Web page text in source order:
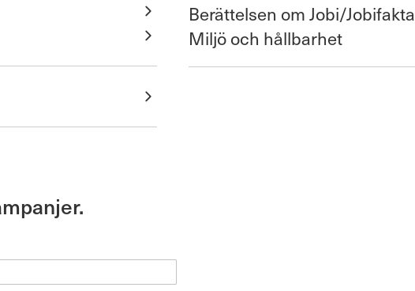
Berättelsen om Jobi/Jobifakta
Miljö och hållbarhet